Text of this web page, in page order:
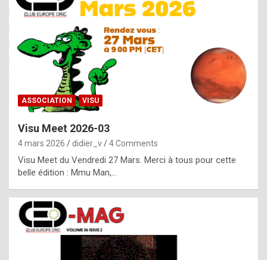
e
R
o
p
l
c
h
i
ASSOCIATION VISU
Visu Meet 2026-03
4 mars 2026 didier_v 4 Comments
Visu Meet du Vendredi 27 Mars. Merci à tous pour cette
belle édition : Mmu Man,…